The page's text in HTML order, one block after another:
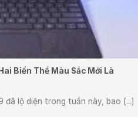
Biến Thể Màu Sắc Mới Là
đã lộ diện trong tuần này, bao [...]